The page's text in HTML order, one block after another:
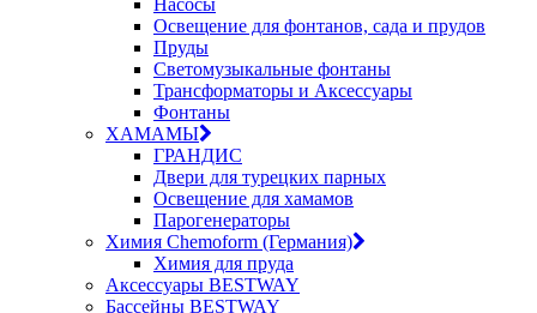
Насосы
Освещение для фонтанов, сада и прудов
Пруды
Светомузыкальные фонтаны
Трансформаторы и Аксессуары
Фонтаны
ХАМАМЫ
ГРАНДИС
Двери для турецких парных
Освещение для хамамов
Парогенераторы
Химия Chemoform (Германия)
Химия для пруда
Аксессуары BESTWAY
Бассейны BESTWAY